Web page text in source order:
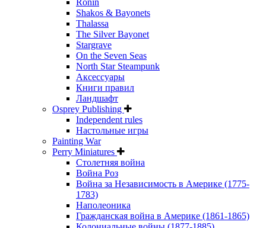
Ronin
Shakos & Bayonets
Thalassa
The Silver Bayonet
Stargrave
On the Seven Seas
North Star Steampunk
Аксессуары
Книги правил
Ландшафт
Osprey Publishing
Independent rules
Настольные игры
Painting War
Perry Miniatures
Столетняя война
Война Роз
Война за Независимость в Америке (1775-
1783)
Наполеоника
Гражданская война в Америке (1861-1865)